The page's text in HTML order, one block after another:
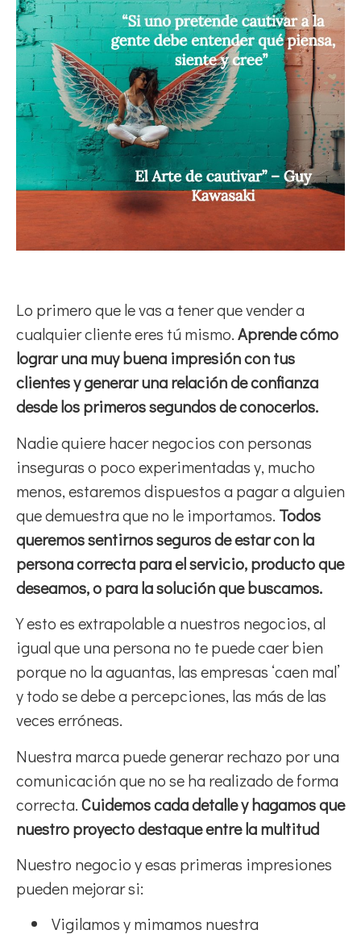
Lo primero que le vas a tener que vender a
cualquier cliente eres tú mismo.Aprende cómo
lograr una muy buena impresión con tus
clientes y generar una relación de confianza
desde los primeros segundos de conocerlos.
Nadie quiere hacer negocios con personas
inseguras o poco experimentadas y, mucho
menos, estaremos dispuestos a pagar a alguien
que demuestra que no le importamos. Todos
queremos sentirnos seguros de estar con la
persona correcta para el servicio, producto que
deseamos, o para la solución que buscamos.
Y esto es extrapolable a nuestros negocios, al
igual que una persona no te puede caer bien
porque no la aguantas, las empresas ‘caen mal’
y todo se debe a percepciones, las más de las
veces erróneas.
Nuestra marca puede generar rechazo por una
comunicación que no se ha realizado de forma
correcta.Cuidemos cada detalle y hagamos que
nuestro proyecto destaque entre la multitud
Nuestro negocio y esas primeras impresiones
pueden mejorar si:
Vigilamos y mimamos nuestra